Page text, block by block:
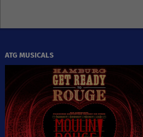
ATG MUSICALS